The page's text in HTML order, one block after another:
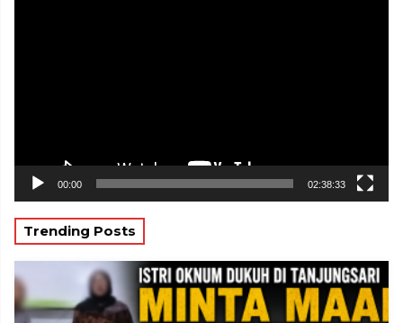
00:00 02:38:33
Trending Posts